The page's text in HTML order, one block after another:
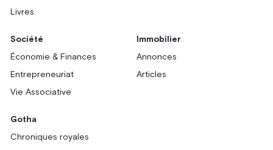
Livres
Société
Économie & Finances
Entrepreneuriat
Vie Associative
Immobilier
Annonces
Articles
Gotha
Chroniques royales